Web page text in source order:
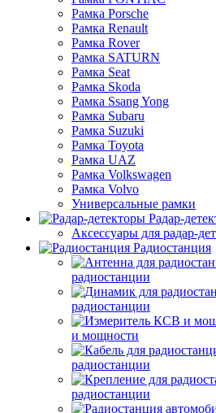
Рамка Porsche
Рамка Renault
Рамка Rover
Рамка SATURN
Рамка Seat
Рамка Skoda
Рамка Ssang Yong
Рамка Subaru
Рамка Suzuki
Рамка Toyota
Рамка UAZ
Рамка Volkswagen
Рамка Volvo
Универсальные рамки
Радар-
Аксессуары для радар-
Радиостанция
радиостанции
радиостанции
и мощности
радиостанции
радиостанции